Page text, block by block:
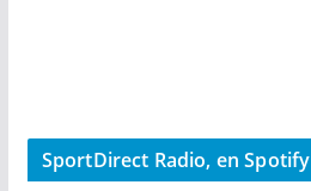
SportDirect Radio, en Spotify